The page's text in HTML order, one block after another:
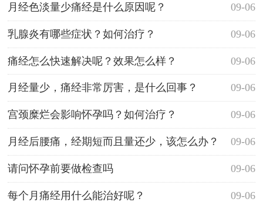
09-06
月经色淡量少痛经是什么原因呢？
09-06
乳腺炎有哪些症状？如何治疗？
09-06
痛经怎么快速解决呢？效果怎么样？
09-06
月经量少，痛经非常厉害，是什么回事？
09-06
宫颈糜烂会影响怀孕吗？如何治疗？
09-06
月经后腰痛，经期短而且量还少，该怎么办？
09-06
请问怀孕前要做检查吗
09-06
每个月痛经用什么能治好呢？